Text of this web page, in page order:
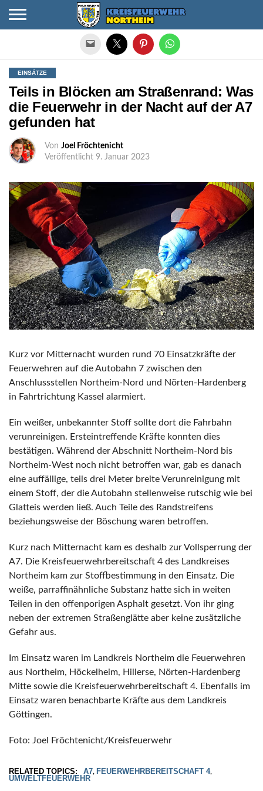
EINSÄTZE
Teils in Blöcken am Straßenrand: Was
die Feuerwehr in der Nacht auf der A7
gefunden hat
Von Joel Fröchtenicht
Veröffentlicht 9. Januar 2023
Kurz vor Mitternacht wurden rund 70 Einsatzkräfte der
Feuerwehren auf die Autobahn 7 zwischen den
Anschlussstellen Northeim-Nord und Nörten-Hardenberg
in Fahrtrichtung Kassel alarmiert.
Ein weißer, unbekannter Stoff sollte dort die Fahrbahn
verunreinigen. Ersteintreffende Kräfte konnten dies
bestätigen. Während der Abschnitt Northeim-Nord bis
Northeim-West noch nicht betroffen war, gab es danach
eine auffällige, teils drei Meter breite Verunreinigung mit
einem Stoff, der die Autobahn stellenweise rutschig wie bei
Glatteis werden ließ. Auch Teile des Randstreifens
beziehungsweise der Böschung waren betroffen.
Kurz nach Mitternacht kam es deshalb zur Vollsperrung der
A7. Die Kreisfeuerwehrbereitschaft 4 des Landkreises
Northeim kam zur Stoffbestimmung in den Einsatz. Die
weiße, parraffinähnliche Substanz hatte sich in weiten
Teilen in den offenporigen Asphalt gesetzt. Von ihr ging
neben der extremen Straßenglätte aber keine zusätzliche
Gefahr aus.
Im Einsatz waren im Landkreis Northeim die Feuerwehren
aus Northeim, Höckelheim, Hillerse, Nörten-Hardenberg
Mitte sowie die Kreisfeuerwehrbereitschaft 4. Ebenfalls im
Einsatz waren benachbarte Kräfte aus dem Landkreis
Göttingen.
Foto: Joel Fröchtenicht/Kreisfeuerwehr
RELATED TOPICS: A7, FEUERWEHRBEREITSCHAFT 4,
UMWELTFEUERWEHR
Die mobile Version verlassen